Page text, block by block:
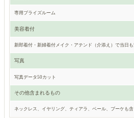
専用ブライズルーム
美容着付
新郎着付・新婦着付メイク・アテンド（介添え）で当日も
写真
写真データ50カット
その他含まれるもの
ネックレス、イヤリング、ティアラ、ベール、ブーケも